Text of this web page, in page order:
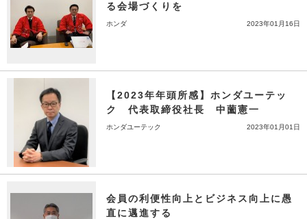
る会場づくりを
ホンダ 2023年01月16日
【2023年年頭所感】ホンダユーテッ
ク 代表取締役社長 中薗憲一
ホンダユーテック 2023年01月01日
会員の利便性向上とビジネス向上に愚
直に邁進する